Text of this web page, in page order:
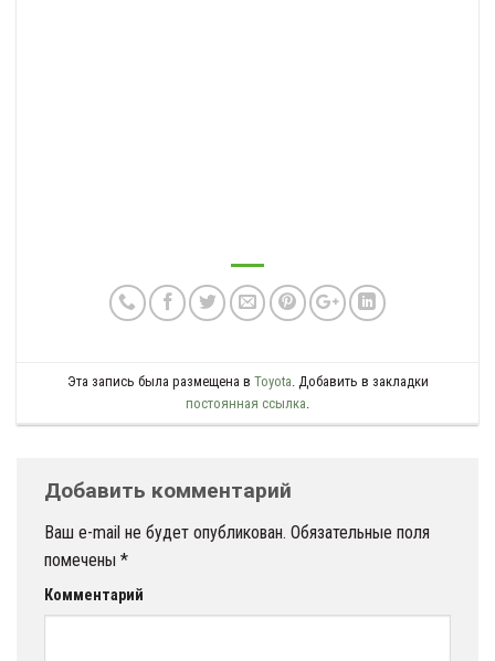
Эта запись была размещена в Toyota . Добавить в закладки
постоянная ссылка
Добавить комментарий
Ваш e-mail не будет опубликован. Обязательные поля
помечены *
Комментарий